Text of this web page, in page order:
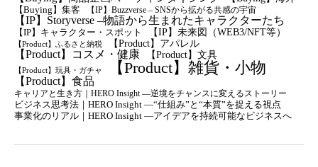
【Buying】集客 【IP】Buzzverse – SNSから拡がる共感の宇宙
【IP】Storyverse –物語から生まれたキャラクターたち
【IP】キャラクター・スポット 【IP】未来図（WEB3/NFT等）
【Product】ふるさと納税 【Product】アパレル
【Product】コスメ・健康 【Product】文具
【Product】玩具・ガチャ 【Product】雑貨・小物
【Product】食品
キャリアと生き方｜HERO Insight —逆境をチャンスに変えるストーリー
ビジネス思考法｜HERO Insight —“仕組み”と“本質”を捉える視点
事業化のリアル｜HERO Insight —アイデアを持続可能なビジネスへ